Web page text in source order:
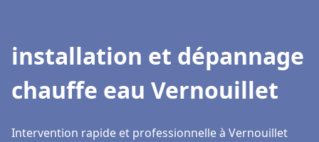
installation et dépannage
chauffe eau Vernouillet
Intervention rapide et professionnelle à Vernouillet